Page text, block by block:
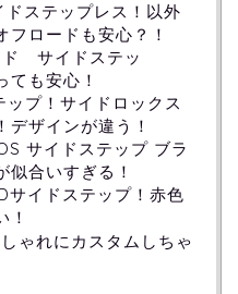
ドステップレス！以外
フロードも安心？！
サイドステッ
も安心！
プ！サイドロックス
デザインが違う！
サイドステップ ブラ
合いすぎる！
サイドステップ！赤色
！
ゃれにカスタムしちゃ